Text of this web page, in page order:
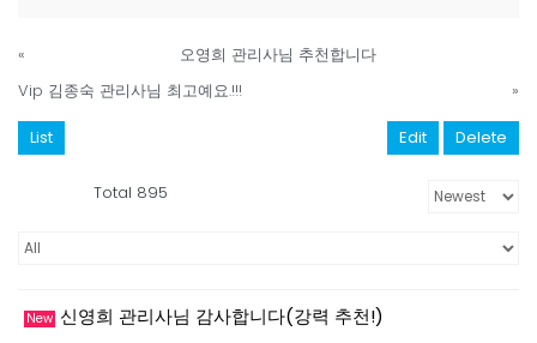
«
오영희 관리사님 추천합니다
Vip 김종숙 관리사님 최고예요.!!!
»
List Edit Delete
Total 895
New 신영희 관리사님 감사합니다(강력 추천!)